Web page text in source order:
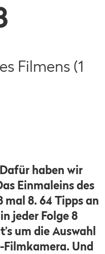
Filmens (1
haben wir
Einmaleins des
mal 8. 64 Tipps an
jeder Folge 8
um die Auswahl
Und